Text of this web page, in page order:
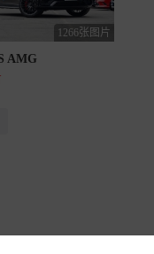
1266张图片
AMG